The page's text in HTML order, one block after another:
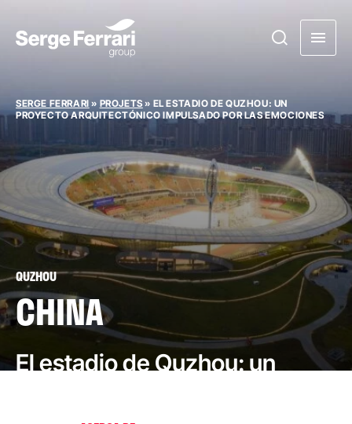
SERGE FERRARI » PROJETS » EL ESTADIO DE QUZHOU: UN
PROYECTO ARQUITECTÓNICO IMPULSADO POR LAS EMOCIONES
QUZHOU
CHINA
El estadio de Quzhou: un